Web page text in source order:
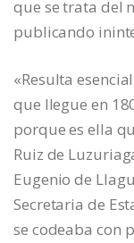
que se trata del
publicando
«Resulta
que llegue en
porque es ella
Ruiz de
Eugenio de
Secretaria de
se codeaba con